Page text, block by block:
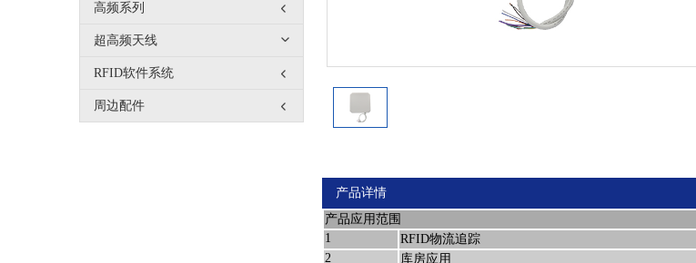
高频系列
超高频天线
RFID软件系统
周边配件
产品详情
产品应用范围
1
RFID物流追踪
2
库房应用